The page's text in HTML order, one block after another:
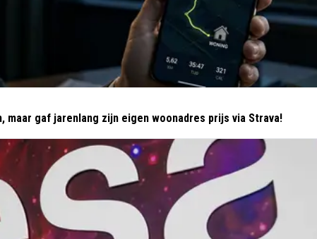
maar gaf jarenlang zijn eigen woonadres prijs via Strava!